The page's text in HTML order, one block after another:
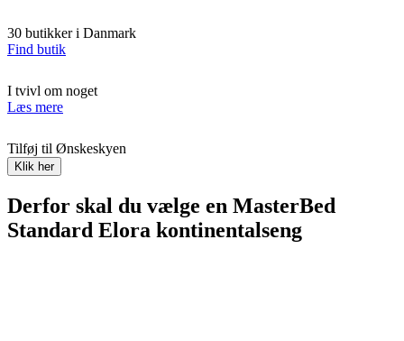
30 butikker i Danmark
Find butik
I tvivl om noget
Læs mere
Tilføj til Ønskeskyen
Klik her
Derfor skal du vælge en MasterBed
Standard Elora kontinentalseng